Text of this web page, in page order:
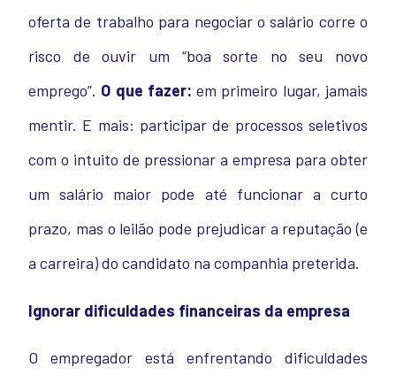
oferta de trabalho para negociar o salário corre o
risco de ouvir um “boa sorte no seu novo
emprego”. O que fazer: em primeiro lugar, jamais
mentir. E mais: participar de processos seletivos
com o intuito de pressionar a empresa para obter
um salário maior pode até funcionar a curto
prazo, mas o leilão pode prejudicar a reputação (e
a carreira) do candidato na companhia preterida.
Ignorar dificuldades financeiras da empresa
O empregador está enfrentando dificuldades